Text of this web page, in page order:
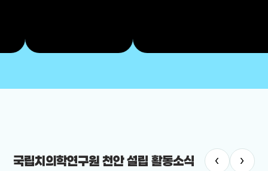
국립치의학연구원 천안 설립 활동소식 ‹ ›